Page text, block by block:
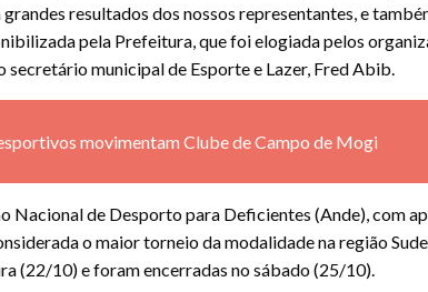
resultados dos nossos representantes, e
pela Prefeitura, que foi elogiada pelos
secretário municipal de Esporte e Lazer, Fred Abib.
movimentam Clube de Campo de Mogi
Nacional de Desporto para Deficientes (Ande), com
o maior torneio da modalidade na região
(22/10) e foram encerradas no sábado (25/10).